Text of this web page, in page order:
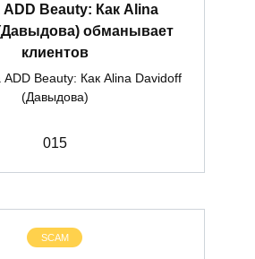
Beauty: Как Alina
обманывает
клиентов
Beauty: Как Alina Davidoff
(Давыдова)
015
SCAM